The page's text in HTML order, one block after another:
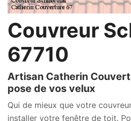
Couvreur
67710
Artisan Catherin
pose de vos velux
Qui de mieux que votre
installer votre fenêtre de toit.